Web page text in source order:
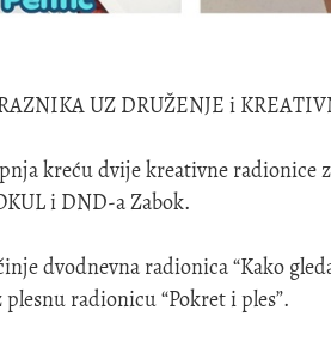
UZ DRUŽENJE i
kreću dvije kreativne radionice
i DND-a Zabok.
dvodnevna radionica “Kako
radionicu “Pokret i ples”.